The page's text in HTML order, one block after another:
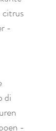
-
di
-